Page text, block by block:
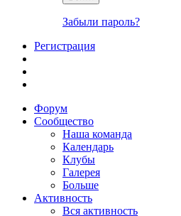
Забыли пароль?
Регистрация
Форум
Сообщество
Наша команда
Календарь
Клубы
Галерея
Больше
Активность
Вся активность